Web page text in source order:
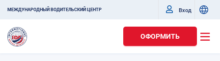
МЕЖДУНАРОДНЫЙ ВОДИТЕЛЬСКИЙ ЦЕНТР Вход
ОФОРМИТЬ